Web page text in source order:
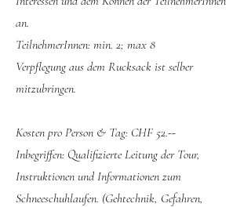
an.
TeilnehmerInnen: min. 2; max 8
Verpflegung aus dem Rucksack ist selber
mitzubringen.
Kosten pro Person & Tag: CHF 52.--
Inbegriffen: Qualifizierte Leitung der Tour,
Instruktionen und Informationen zum
Schneeschuhlaufen. (Gehtechnik, Gefahren,